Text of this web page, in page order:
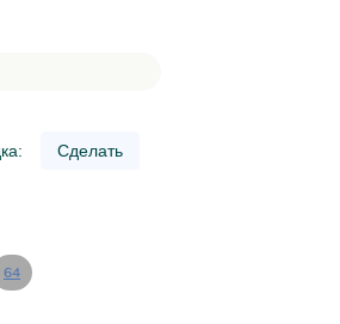
Сделать
64